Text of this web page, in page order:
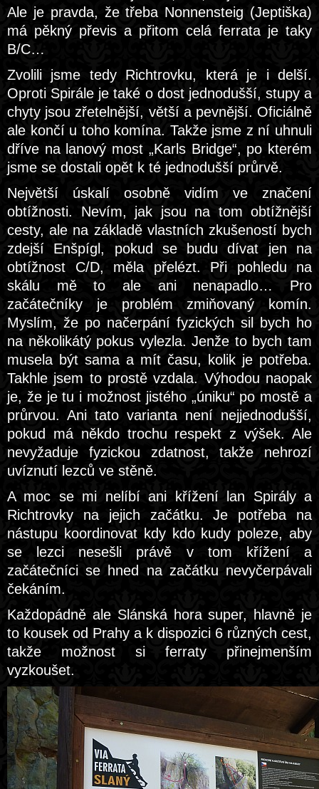
Ale je pravda, že třeba Nonnensteig (Jeptiška)
má pěkný převis a přitom celá ferrata je taky
B/C…
Zvolili jsme tedy Richtrovku, která je i delší.
Oproti Spirále je také o dost jednodušší, stupy a
chyty jsou zřetelnější, větší a pevnější. Oficiálně
ale končí u toho komína. Takže jsme z ní uhnuli
dříve na lanový most „Karls Bridge“, po kterém
jsme se dostali opět k té jednodušší průrvě.
Největší úskalí osobně vidím ve značení
obtížnosti. Nevím, jak jsou na tom obtížnější
cesty, ale na základě vlastních zkušeností bych
zdejší Enšpígl, pokud se budu dívat jen na
obtížnost C/D, měla přelézt. Při pohledu na
skálu mě to ale ani nenapadlo… Pro
začátečníky je problém zmiňovaný komín.
Myslím, že po načerpání fyzických sil bych ho
na několikátý pokus vylezla. Jenže to bych tam
musela být sama a mít času, kolik je potřeba.
Takhle jsem to prostě vzdala. Výhodou naopak
je, že je tu i možnost jistého „úniku“ po mostě a
průrvou. Ani tato varianta není nejjednodušší,
pokud má někdo trochu respekt z výšek. Ale
nevyžaduje fyzickou zdatnost, takže nehrozí
uvíznutí lezců ve stěně.
A moc se mi nelíbí ani křížení lan Spirály a
Richtrovky na jejich začátku. Je potřeba na
nástupu koordinovat kdy kdo kudy poleze, aby
se lezci nesešli právě v tom křížení a
začátečníci se hned na začátku nevyčerpávali
čekáním.
Každopádně ale Slánská hora super, hlavně je
to kousek od Prahy a k dispozici 6 různých cest,
takže možnost si ferraty přinejmenším
vyzkoušet.